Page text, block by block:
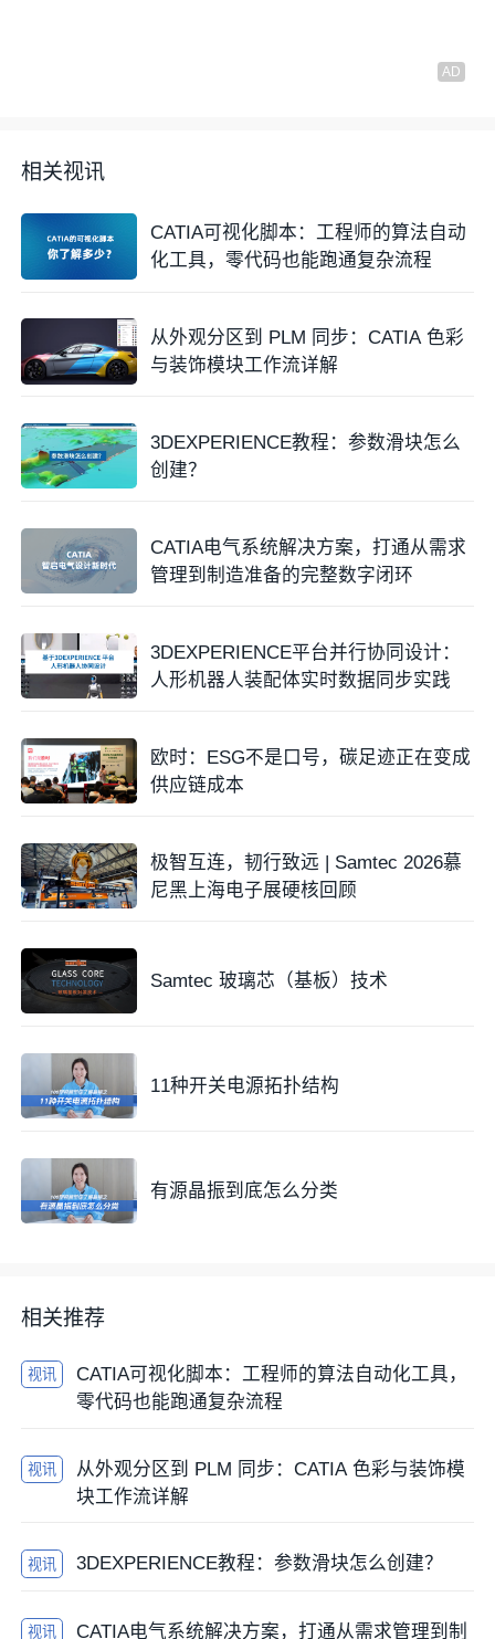
相关视讯
CATIA可视化脚本：工程师的算法自动
化工具，零代码也能跑通复杂流程
从外观分区到 PLM 同步：CATIA 色彩
与装饰模块工作流详解
3DEXPERIENCE教程：参数滑块怎么
创建？
CATIA电气系统解决方案，打通从需求
管理到制造准备的完整数字闭环
3DEXPERIENCE平台并行协同设计：
人形机器人装配体实时数据同步实践
欧时：ESG不是口号，碳足迹正在变成
供应链成本
极智互连，韧行致远 | Samtec 2026慕
尼黑上海电子展硬核回顾
Samtec 玻璃芯（基板）技术
11种开关电源拓扑结构
有源晶振到底怎么分类
相关推荐
视讯
CATIA可视化脚本：工程师的算法自动化工具，
零代码也能跑通复杂流程
视讯
从外观分区到 PLM 同步：CATIA 色彩与装饰模
块工作流详解
视讯 3DEXPERIENCE教程：参数滑块怎么创建？
视讯 CATIA电气系统解决方案，打通从需求管理到制